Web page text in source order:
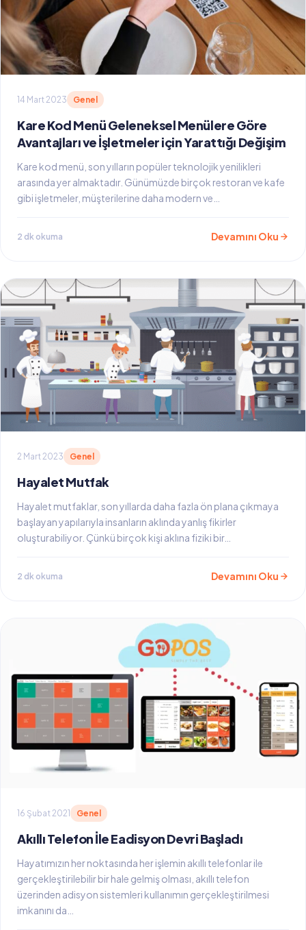
14 Mart 2023 Genel
Kare Kod Menü Geleneksel Menülere Göre
Avantajları ve İşletmeler için Yarattığı Değişim
Kare kod menü, son yılların popüler teknolojik yenilikleri
arasında yer almaktadır. Günümüzde birçok restoran ve kafe
gibi işletmeler, müşterilerine daha modern ve…
2 dk okuma Devamını Oku
2 Mart 2023 Genel
Hayalet Mutfak
Hayalet mutfaklar, son yıllarda daha fazla ön plana çıkmaya
başlayan yapılarıyla insanların aklında yanlış fikirler
oluşturabiliyor. Çünkü birçok kişi aklına fiziki bir…
2 dk okuma Devamını Oku
16 Şubat 2021 Genel
Akıllı Telefon İle Eadisyon Devri Başladı
Hayatımızın her noktasında her işlemin akıllı telefonlar ile
gerçekleştirilebilir bir hale gelmiş olması, akıllı telefon
üzerinden adisyon sistemleri kullanımın gerçekleştirilmesi
imkanını da…